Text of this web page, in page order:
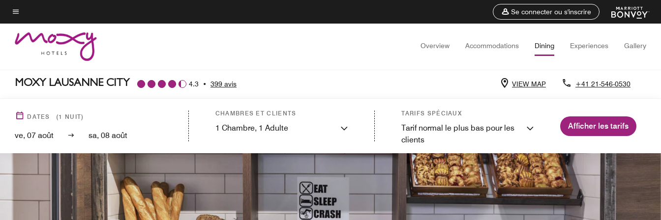
Skip
to
main
content
Texte du menu
Se connecter ou s'inscrire
Overview Accommodations Dining Experiences Gallery
MOXY LAUSANNE CITY 4.3 • 399 avis VIEW MAP +41 21-546-0530
DATES (1 NUIT)
ve, 07 août sa, 08 août
CHAMBRES ET CLIENTS
1 Chambre, 1 Adulte
TARIFS SPÉCIAUX
Tarif normal le plus bas pour les
clients
Afficher les tarifs